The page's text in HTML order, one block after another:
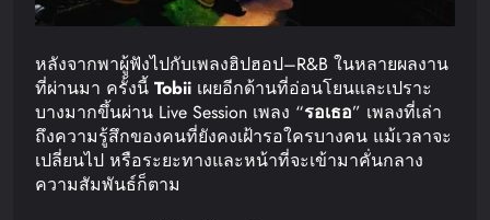
หลังจากพาผู้ฟังไปกับเพลงฮิปฮอป–R&B ในหลายผลงาน
ที่ผ่านมา ครั้งนี้ Tobii เผยอีกด้านที่อ่อนโยนและเปราะ
บางมากขึ้นผ่าน Live Session เพลง “รอเธอ” เพลงที่เล่า
ถึงความรู้สึกของคนที่ยังคงเฝ้ารอใครบางคน แม้เวลาจะ
เปลี่ยนไป หรือระยะทางและหน้าที่จะเข้ามาคั่นกลาง
ความสัมพันธ์ก็ตาม